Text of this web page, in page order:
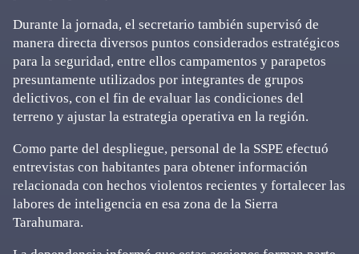
Durante la jornada, el secretario también supervisó de
manera directa diversos puntos considerados estratégicos
para la seguridad, entre ellos campamentos y parapetos
presuntamente utilizados por integrantes de grupos
delictivos, con el fin de evaluar las condiciones del
terreno y ajustar la estrategia operativa en la región.
Como parte del despliegue, personal de la SSPE efectuó
entrevistas con habitantes para obtener información
relacionada con hechos violentos recientes y fortalecer las
labores de inteligencia en esa zona de la Sierra
Tarahumara.